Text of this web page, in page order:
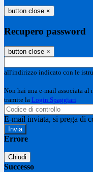
button close ×
Recupero password
button close ×
all'indirizzo indicato con le
Non hai una e-mail associata al
tramite la Login Spaggiari
E-mail inviata, si prega di
Errore
Chiudi
Successo